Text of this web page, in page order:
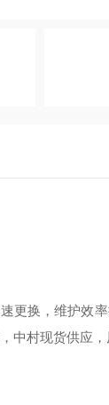
更换，维护效
中村现货供应，